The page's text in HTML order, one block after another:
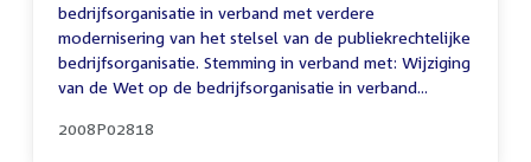
bedrijfsorganisatie in verband met verdere
modernisering van het stelsel van de publiekrechtelijke
bedrijfsorganisatie. Stemming in verband met: Wijziging
van de Wet op de bedrijfsorganisatie in verband...
2008P02818